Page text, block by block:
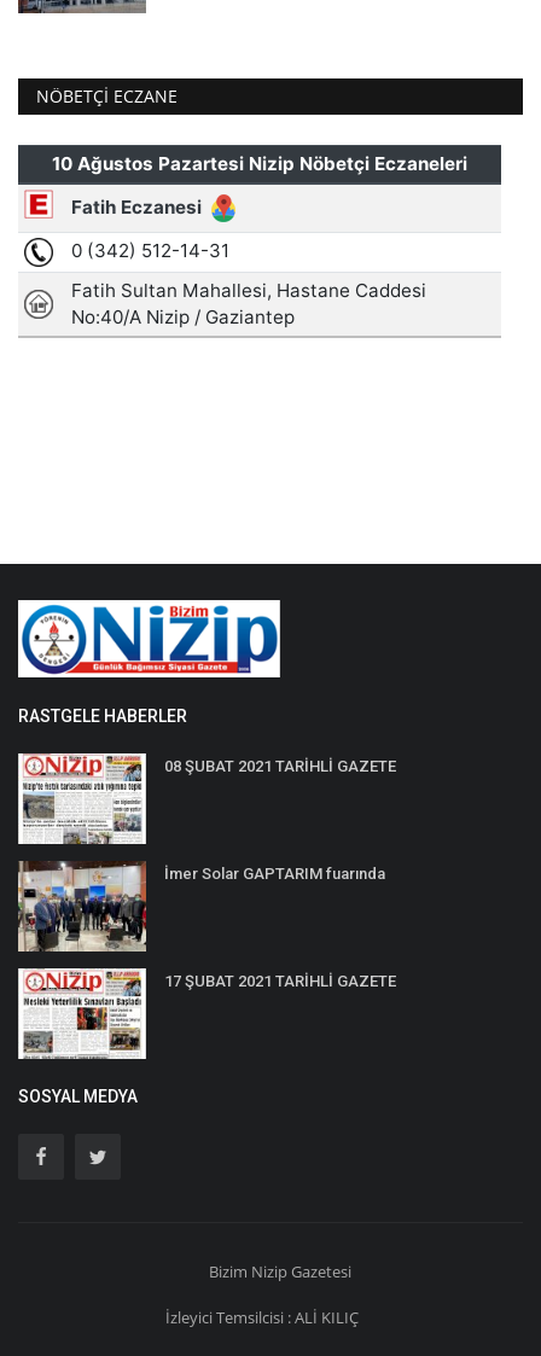
NÖBETÇI ECZANE
RASTGELE HABERLER
08 ŞUBAT 2021 TARİHLİ GAZETE
İmer Solar GAPTARIM fuarında
17 ŞUBAT 2021 TARİHLİ GAZETE
SOSYAL MEDYA
Bizim NizipGazetesi
İzleyici Temsilcisi : ALİ KILIÇ